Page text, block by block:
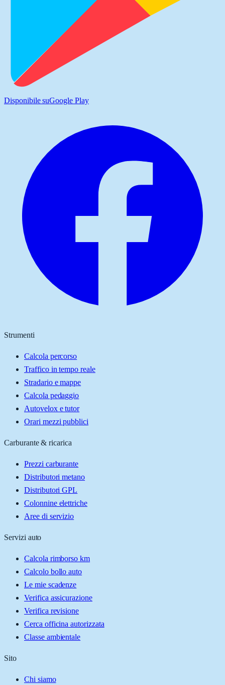
Disponibile suGoogle Play
Strumenti
Calcola percorso
Traffico in tempo reale
Stradario e mappe
Calcola pedaggio
Autovelox e tutor
Orari mezzi pubblici
Carburante & ricarica
Prezzi carburante
Distributori metano
Distributori GPL
Colonnine elettriche
Aree di servizio
Servizi auto
Calcola rimborso km
Calcolo bollo auto
Le mie scadenze
Verifica assicurazione
Verifica revisione
Cerca officina autorizzata
Classe ambientale
Sito
Chi siamo